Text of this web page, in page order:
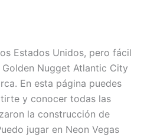
Estados Unidos, pero fácil
Nugget Atlantic City
En esta página puedes
y conocer todas las
la construcción de
jugar en Neon Vegas